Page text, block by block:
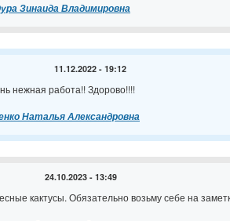
Зинаида Владимировна
11.12.2022 - 19:12
нежная работа!! Здорово!!!!
Наталья Александровна
24.10.2023 - 13:49
кактусы. Обязательно возьму себе на